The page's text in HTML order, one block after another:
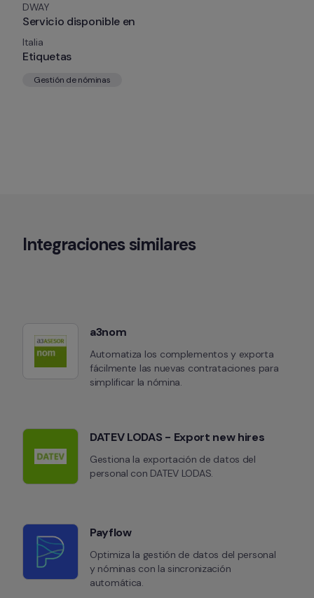
DWAY
Servicio disponible en
Italia
Etiquetas
Gestión de nóminas
Integraciones similares
a3nom
Automatiza los complementos y exporta
fácilmente las nuevas contrataciones para
simplificar la nómina.
DATEV LODAS - Export new hires
Gestiona la exportación de datos del
personal con DATEV LODAS.
Payflow
Optimiza la gestión de datos del personal
y nóminas con la sincronización
automática.